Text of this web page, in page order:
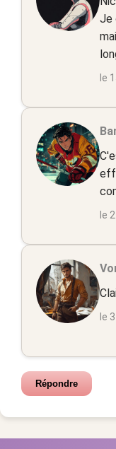
Je
le
le
le
Répondre